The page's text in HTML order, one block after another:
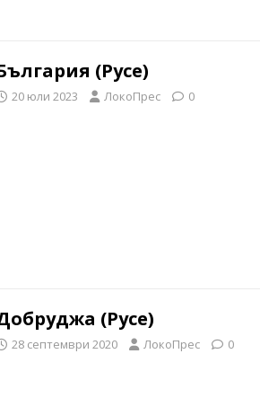
(Русе)
20 юли 2023 ЛокоПрес 0
(Русе)
28 септември 2020 ЛокоПрес 0